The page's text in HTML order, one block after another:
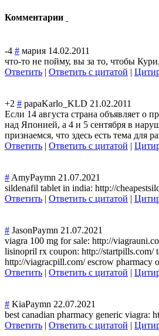
Комментарии
-4 # мария 14.02.2011
что-то не пойму, вы за то, чтобы
Ответить | Ответить с цитатой |
+2 # papaKarlo_KLD 21.02.2011
Если 14 августа страна объявляет о
над Японией, а 4 и 5 сентября в
признаемся, что здесь есть тема для
Ответить | Ответить с цитатой |
#AmyPaymn 21.07.2021
sildenafil tablet in india: http://
Ответить | Ответить с цитатой |
# JasonPaymn 21.07.2021
viagra 100 mg for sale: http://
lisinopril rx coupon: http://startpills.com/
http://viagracpill.com/ escrow pharmacy
Ответить | Ответить с цитатой |
# KiaPaymn 22.07.2021
best canadian pharmacy generic viagra:
Ответить | Ответить с цитатой |